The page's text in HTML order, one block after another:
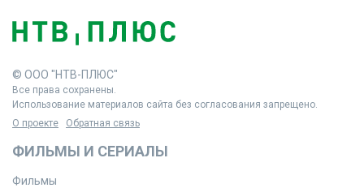
© ООО "НТВ-ПЛЮС"
Все права сохранены.
Использование материалов сайта без согласования запрещено.
О проекте
Обратная связь
ФИЛЬМЫ И СЕРИАЛЫ
Фильмы